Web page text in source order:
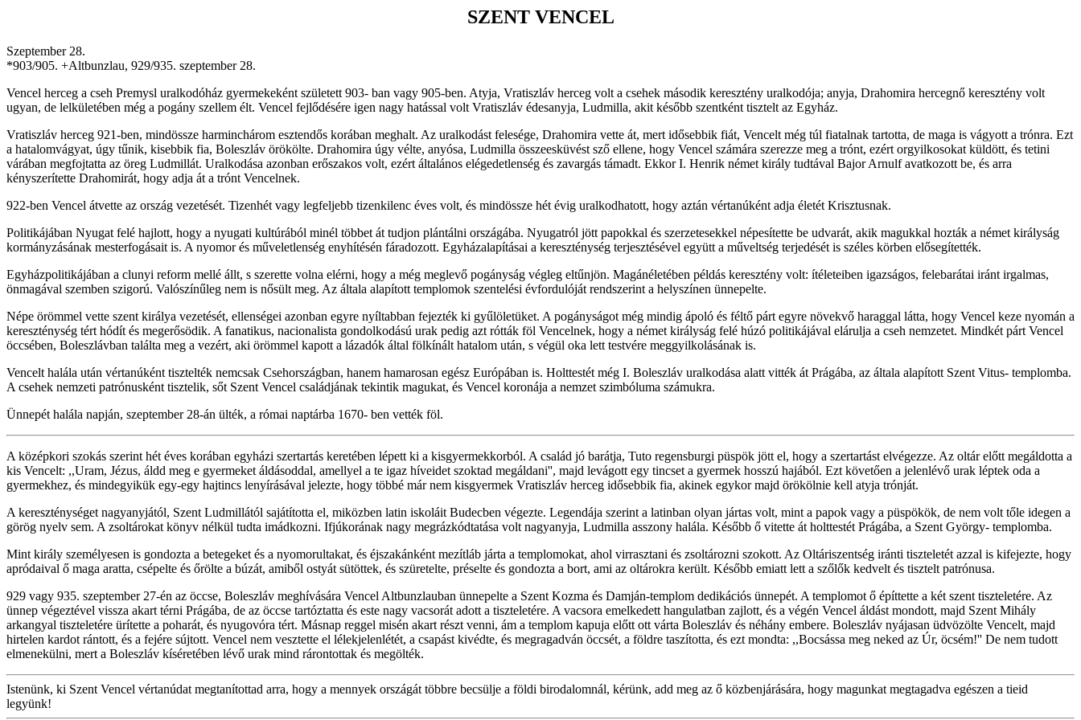
SZENT VENCEL
Szeptember 28.
*903/905. +Altbunzlau, 929/935. szeptember 28.
Vencel herceg a cseh Premysl uralkodóház gyermekeként született 903- ban vagy 905-ben. Atyja, Vratiszláv herceg volt a csehek második keresztény uralkodója; anyja, Drahomira hercegnő keresztény volt
ugyan, de lelkületében még a pogány szellem élt. Vencel fejlődésére igen nagy hatással volt Vratiszláv édesanyja, Ludmilla, akit később szentként tisztelt az Egyház.
Vratiszláv herceg 921-ben, mindössze harminchárom esztendős korában meghalt. Az uralkodást felesége, Drahomira vette át, mert idősebbik fiát, Vencelt még túl fiatalnak tartotta, de maga is vágyott a trónra. Ezt
a hatalomvágyat, úgy tűnik, kisebbik fia, Boleszláv örökölte. Drahomira úgy vélte, anyósa, Ludmilla összeesküvést sző ellene, hogy Vencel számára szerezze meg a trónt, ezért orgyilkosokat küldött, és tetini
várában megfojtatta az öreg Ludmillát. Uralkodása azonban erőszakos volt, ezért általános elégedetlenség és zavargás támadt. Ekkor I. Henrik német király tudtával Bajor Arnulf avatkozott be, és arra
kényszerítette Drahomirát, hogy adja át a trónt Vencelnek.
922-ben Vencel átvette az ország vezetését. Tizenhét vagy legfeljebb tizenkilenc éves volt, és mindössze hét évig uralkodhatott, hogy aztán vértanúként adja életét Krisztusnak.
Politikájában Nyugat felé hajlott, hogy a nyugati kultúrából minél többet át tudjon plántálni országába. Nyugatról jött papokkal és szerzetesekkel népesítette be udvarát, akik magukkal hozták a német királyság
kormányzásának mesterfogásait is. A nyomor és műveletlenség enyhítésén fáradozott. Egyházalapításai a kereszténység terjesztésével együtt a műveltség terjedését is széles körben elősegítették.
Egyházpolitikájában a clunyi reform mellé állt, s szerette volna elérni, hogy a még meglevő pogányság végleg eltűnjön. Magánéletében példás keresztény volt: ítéleteiben igazságos, felebarátai iránt irgalmas,
önmagával szemben szigorú. Valószínűleg nem is nősült meg. Az általa alapított templomok szentelési évfordulóját rendszerint a helyszínen ünnepelte.
Népe örömmel vette szent királya vezetését, ellenségei azonban egyre nyíltabban fejezték ki gyűlöletüket. A pogányságot még mindig ápoló és féltő párt egyre növekvő haraggal látta, hogy Vencel keze nyomán a
kereszténység tért hódít és megerősödik. A fanatikus, nacionalista gondolkodású urak pedig azt rótták föl Vencelnek, hogy a német királyság felé húzó politikájával elárulja a cseh nemzetet. Mindkét párt Vencel
öccsében, Boleszlávban találta meg a vezért, aki örömmel kapott a lázadók által fölkínált hatalom után, s végül oka lett testvére meggyilkolásának is.
Vencelt halála után vértanúként tisztelték nemcsak Csehországban, hanem hamarosan egész Európában is. Holttestét még I. Boleszláv uralkodása alatt vitték át Prágába, az általa alapított Szent Vitus- templomba.
A csehek nemzeti patrónusként tisztelik, sőt Szent Vencel családjának tekintik magukat, és Vencel koronája a nemzet szimbóluma számukra.
Ünnepét halála napján, szeptember 28-án ülték, a római naptárba 1670- ben vették föl.
A középkori szokás szerint hét éves korában egyházi szertartás keretében lépett ki a kisgyermekkorból. A család jó barátja, Tuto regensburgi püspök jött el, hogy a szertartást elvégezze. Az oltár előtt megáldotta a
kis Vencelt: ,,Uram, Jézus, áldd meg e gyermeket áldásoddal, amellyel a te igaz híveidet szoktad megáldani'', majd levágott egy tincset a gyermek hosszú hajából. Ezt követően a jelenlévő urak léptek oda a
gyermekhez, és mindegyikük egy-egy hajtincs lenyírásával jelezte, hogy többé már nem kisgyermek Vratiszláv herceg idősebbik fia, akinek egykor majd örökölnie kell atyja trónját.
A kereszténységet nagyanyjától, Szent Ludmillától sajátította el, miközben latin iskoláit Budecben végezte. Legendája szerint a latinban olyan jártas volt, mint a papok vagy a püspökök, de nem volt tőle idegen a
görög nyelv sem. A zsoltárokat könyv nélkül tudta imádkozni. Ifjúkorának nagy megrázkódtatása volt nagyanyja, Ludmilla asszony halála. Később ő vitette át holttestét Prágába, a Szent György- templomba.
Mint király személyesen is gondozta a betegeket és a nyomorultakat, és éjszakánként mezítláb járta a templomokat, ahol virrasztani és zsoltározni szokott. Az Oltáriszentség iránti tiszteletét azzal is kifejezte, hogy
apródaival ő maga aratta, csépelte és őrölte a búzát, amiből ostyát sütöttek, és szüretelte, préselte és gondozta a bort, ami az oltárokra került. Később emiatt lett a szőlők kedvelt és tisztelt patrónusa.
929 vagy 935. szeptember 27-én az öccse, Boleszláv meghívására Vencel Altbunzlauban ünnepelte a Szent Kozma és Damján-templom dedikációs ünnepét. A templomot ő építtette a két szent tiszteletére. Az
ünnep végeztével vissza akart térni Prágába, de az öccse tartóztatta és este nagy vacsorát adott a tiszteletére. A vacsora emelkedett hangulatban zajlott, és a végén Vencel áldást mondott, majd Szent Mihály
arkangyal tiszteletére ürítette a poharát, és nyugovóra tért. Másnap reggel misén akart részt venni, ám a templom kapuja előtt ott várta Boleszláv és néhány embere. Boleszláv nyájasan üdvözölte Vencelt, majd
hirtelen kardot rántott, és a fejére sújtott. Vencel nem vesztette el lélekjelenlétét, a csapást kivédte, és megragadván öccsét, a földre taszította, és ezt mondta: ,,Bocsássa meg neked az Úr, öcsém!'' De nem tudott
elmenekülni, mert a Boleszláv kíséretében lévő urak mind rárontottak és megölték.
Istenünk, ki Szent Vencel vértanúdat megtanítottad arra, hogy a mennyek országát többre becsülje a földi birodalomnál, kérünk, add meg az ő közbenjárására, hogy magunkat megtagadva egészen a tieid
legyünk!